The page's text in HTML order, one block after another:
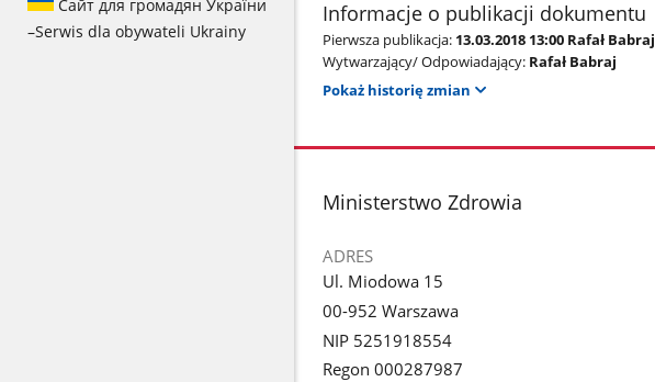
Сайт для громадян України
–Serwis dla obywateli Ukrainy
Informacje o publikacji dokumentu
Pierwsza publikacja: 13.03.2018 13:00 Rafał Babraj
Wytwarzający/ Odpowiadający: Rafał Babraj
Pokaż historię zmian
stopka
Ministerstwo Zdrowia
ADRES
Ul. Miodowa 15
00-952 Warszawa
NIP 5251918554
Regon 000287987